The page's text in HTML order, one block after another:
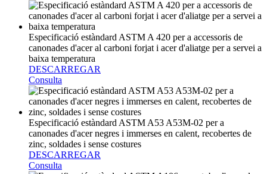
Especificació estàndard ASTM A 420 per a accessoris de
canonades d'acer al carboni forjat i acer d'aliatge per a servei a
baixa temperatura
DESCARREGAR
Consulta
Especificació estàndard ASTM A53 A53M-02 per a
canonades d'acer negres i immerses en calent, recobertes de
zinc, soldades i sense costures
DESCARREGAR
Consulta